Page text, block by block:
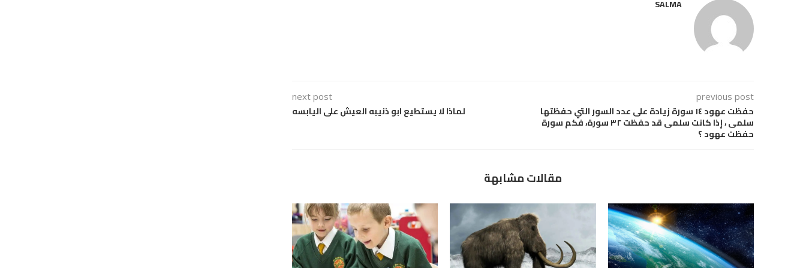
SALMA
previous post
حفظت عهود ١٤ سورة زيادة على عدد السور التي حفظتها
سلمى ، إذا كانت سلمى قد حفظت ٣٢ سورة، فكم سورة
حفظت عهود ؟
next post
لماذا لا يستطيع ابو ذنيبه العيش على اليابسه
مقالات مشابهة